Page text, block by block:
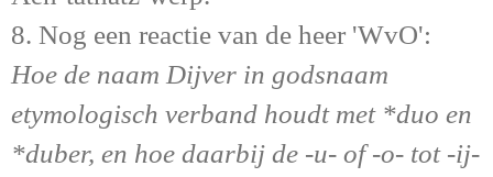
8. Nog een reactie van de heer 'WvO':
Hoe de naam Dijver in godsnaam
etymologisch verband houdt met *duo en
*duber, en hoe daarbij de -u- of -o- tot -ij-